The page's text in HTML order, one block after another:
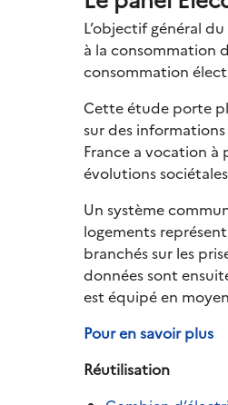
L’objectif général
à la consommation
consommation
Cette étude porte
sur des
France a vocation à
évolutions
Un système
logements
branchés sur les
données sont
est équipé en
Pour en savoir plus
Réutilisation